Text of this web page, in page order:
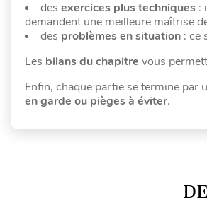
des exercices plus techniques :
demandent une meilleure maîtrise
des problèmes en situation : ce
Les bilans du chapitre vous
Enfin, chaque partie se termine par
en garde ou pièges à éviter.